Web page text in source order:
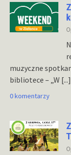
muzyczne
bibliotece – „W [...]
0 komentarzy